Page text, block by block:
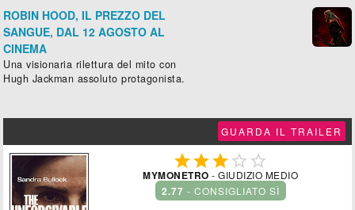
ROBIN HOOD, IL PREZZO DEL
SANGUE, DAL 12 AGOSTO AL
CINEMA
Una visionaria rilettura del mito con
Hugh Jackman assoluto protagonista.
GUARDA IL TRAILER
  
MYMONETRO - GIUDIZIO MEDIO
2.77 - CONSIGLIATO SÌ